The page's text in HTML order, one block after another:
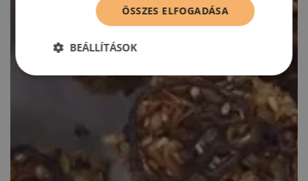
ÖSSZES ELFOGADÁSA
BEÁLLÍTÁSOK